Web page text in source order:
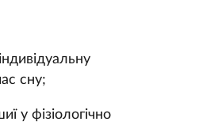
сну;
у фізіологічно